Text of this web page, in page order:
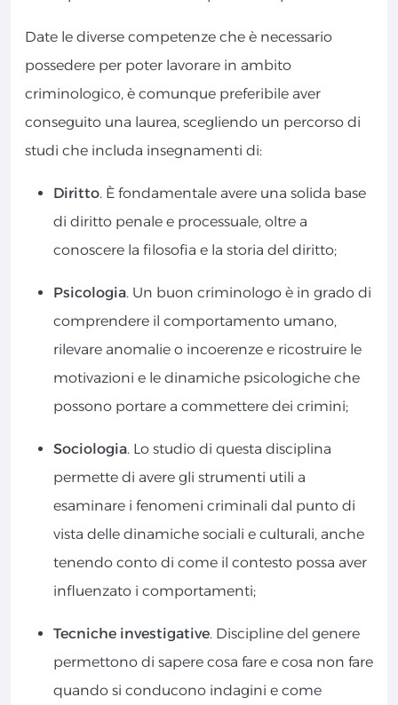
Date le diverse competenze che è necessario
possedere per poter lavorare in ambito
criminologico, è comunque preferibile aver
conseguito una laurea, scegliendo un percorso di
studi che includa insegnamenti di:
Diritto. È fondamentale avere una solida base
di diritto penale e processuale, oltre a
conoscere la filosofia e la storia del diritto;
Psicologia. Un buon criminologo è in grado di
comprendere il comportamento umano,
rilevare anomalie o incoerenze e ricostruire le
motivazioni e le dinamiche psicologiche che
possono portare a commettere dei crimini;
Sociologia. Lo studio di questa disciplina
permette di avere gli strumenti utili a
esaminare i fenomeni criminali dal punto di
vista delle dinamiche sociali e culturali, anche
tenendo conto di come il contesto possa aver
influenzato i comportamenti;
Tecniche investigative. Discipline del genere
permettono di sapere cosa fare e cosa non fare
quando si conducono indagini e come